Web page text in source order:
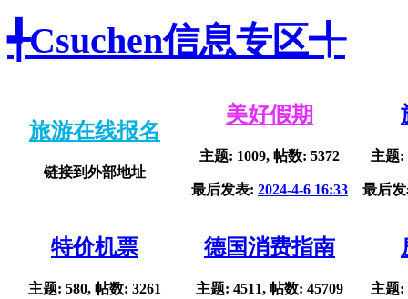
╃Csuchen信息专区╃
旅游在线报名
链接到外部地址
美好假期
主题: 1009, 帖数: 5372
最后发表: 2024-4-6 16:33
主题:
最后
特价机票
主题: 580, 帖数: 3261
德国消费指南
主题: 4511, 帖数: 45709 主题: